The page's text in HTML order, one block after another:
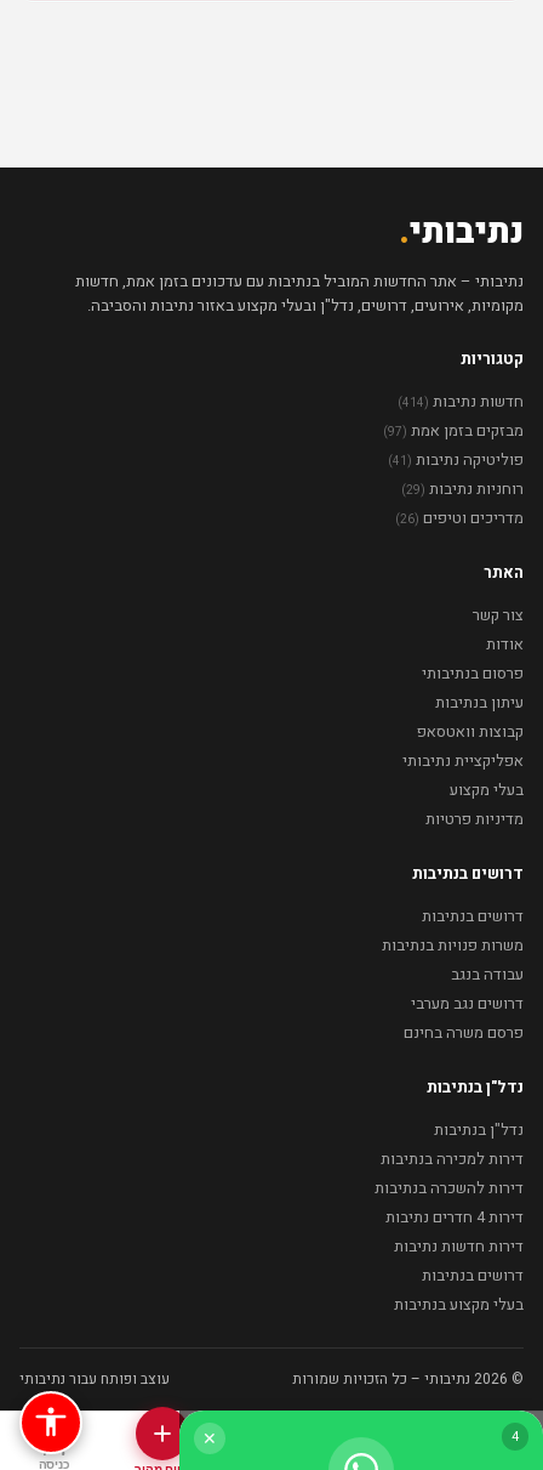
נתיבותי.
נתיבותי – אתר החדשות המוביל בנתיבות עם עדכונים בזמן אמת, חדשות
מקומיות, אירועים, דרושים, נדל"ן ובעלי מקצוע באזור נתיבות והסביבה.
קטגוריות
חדשות נתיבות (414)
מבזקים בזמן אמת (97)
פוליטיקה נתיבות (41)
רוחניות נתיבות (29)
מדריכים וטיפים (26)
האתר
צור קשר
אודות
פרסום בנתיבותי
עיתון בנתיבות
קבוצות וואטסאפ
אפליקציית נתיבותי
בעלי מקצוע
מדיניות פרטיות
דרושים בנתיבות
דרושים בנתיבות
משרות פנויות בנתיבות
עבודה בנגב
דרושים נגב מערבי
פרסם משרה בחינם
נדל"ן בנתיבות
נדל"ן בנתיבות
דירות למכירה בנתיבות
דירות להשכרה בנתיבות
דירות 4 חדרים נתיבות
דירות חדשות נתיבות
דרושים בנתיבות
בעלי מקצוע בנתיבות
© 2026 נתיבותי – כל הזכויות שמורות עוצב ופותח עבור נתיבותי
✕ 4
נדל"ן כניסה